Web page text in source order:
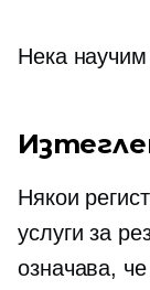
Нека научим
Някои
услуги за
означава,